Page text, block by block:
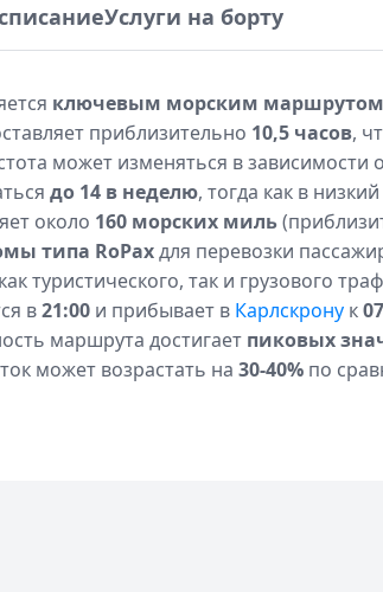
Услуги на борту
ключевым морским маршрутом
приблизительно 10,5 часов,
может изменяться в
до 14 в неделю, тогда как в
около 160 морских миль
типа RoPaxдля перевозки
туристического, так и грузового
в21:00 и прибывает в Карлскрону к
маршрута достигает пиковых
может возрастать на 30-40% по